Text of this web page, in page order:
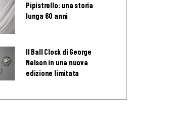
Pipistrello: una storia
lunga 60 anni
Il Ball Clock di George
Nelson in una nuova
edizione limitata